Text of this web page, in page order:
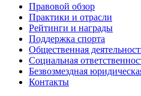
Правовой обзор
Практики и отрасли
Рейтинги и награды
Поддержка спорта
Общественная
Социальная
Безвозмездная
Контакты